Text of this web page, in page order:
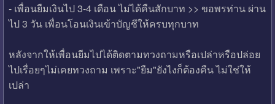
- เพื่อนยืมเงินไป 3-4 เดือน ไม่ได้คืนสักบาท >> ขอพรท่าน ผ่าน
ไป 3 วัน เพื่อนโอนเงินเข้าบัญชีให้ครบทุกบาท
หลังจากให้เพื่อนยีมไปได้ติดตามทวงถามหรือเปล่าหรือปล่อย
ไปเรื่อยๆไม่เคยทวงถาม เพราะ"ยืม"ยังไงก็ต้องคืน ไม่ใช่ให้
เปล่า